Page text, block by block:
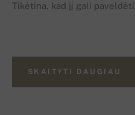
Tikėtina, kad jį gali
SKAITYTI DAUGIAU